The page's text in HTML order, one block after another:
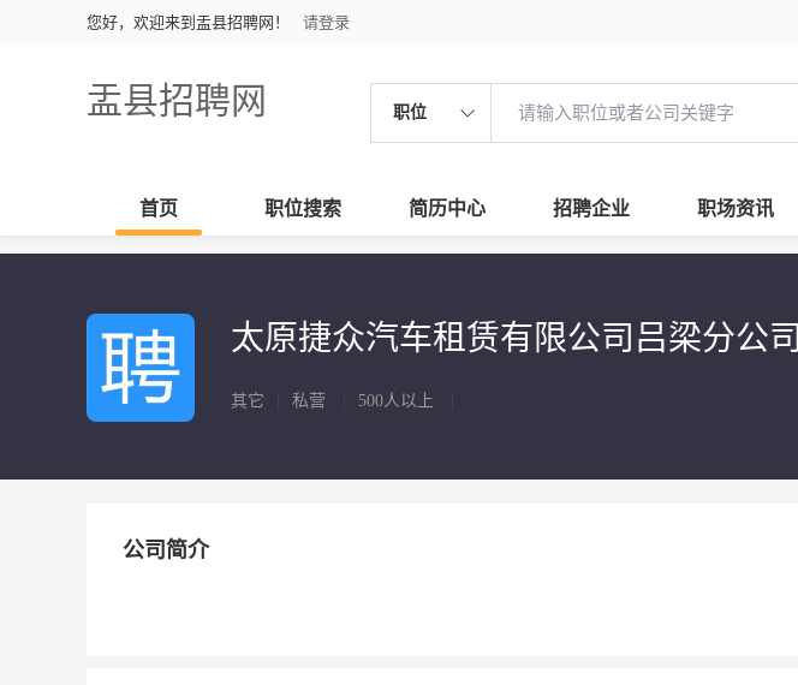
您好，欢迎来到盂县招聘网！ 请登录
盂县招聘网 职位
首页 职位搜索 简历中心 招聘企业 职场资讯
太原捷众汽车租赁有限公司吕梁分公司
其它 私营 500人以上
公司简介